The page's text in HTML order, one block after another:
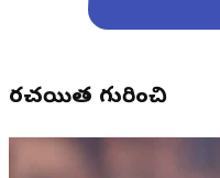
రచయిత గురించి